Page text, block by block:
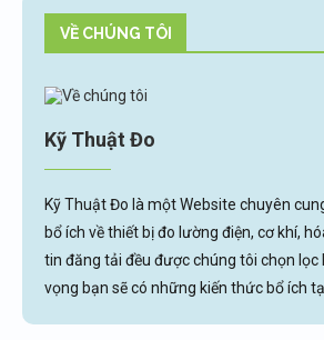
VỀ CHÚNG TÔI
Kỹ Thuật Đo
Kỹ Thuật Đo là một Website chuyên
bổ ích về thiết bị đo lường điện, cơ khí,
tin đăng tải đều được chúng tôi chọn lọc
vọng bạn sẽ có những kiến thức bổ ích